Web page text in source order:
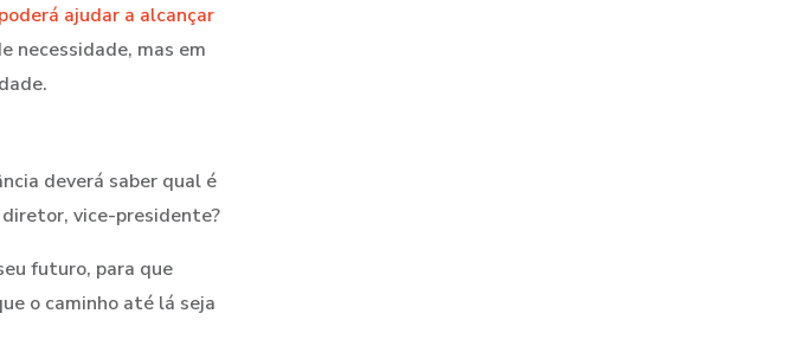
ajudar a alcançar
necessidade, mas em
deverá saber qual é
vice-presidente?
futuro, para que
o caminho até lá seja